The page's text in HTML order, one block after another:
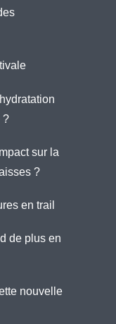
?
sur la
?
en trail
de plus en
nouvelle